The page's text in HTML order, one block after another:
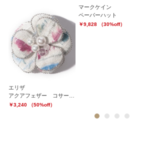
エリザ
￥3,240 （50%off）
マークケイン
ペーパーハット
￥9,828 （30%off）
2 3 4